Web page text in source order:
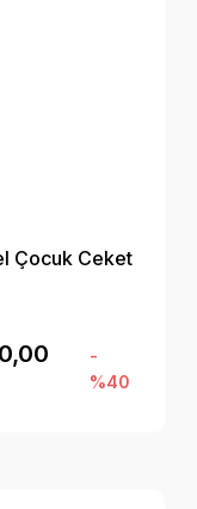
Çocuk Ceket
-
%40